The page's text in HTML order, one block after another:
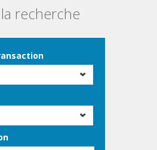
recherche